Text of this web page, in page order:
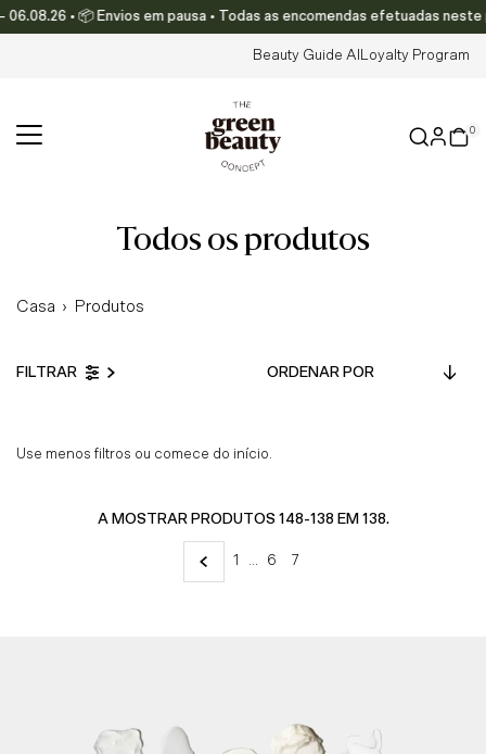
Translation missing: pt-PT.accessibility.skip_to_text
06.08.26 • 📦 Envios em pausa • Todas as encomendas efetuadas
Beauty Guide AI Loyalty Program
0
todos os produtos
Casa › Produtos
FILTRAR
por
Alfabeticamente, A-Z
Alfabeticamente, Z-A
Use menos filtros ou comece do início.
A MOSTRAR PRODUTOS 148-138 EM 138.
1 … 6 7